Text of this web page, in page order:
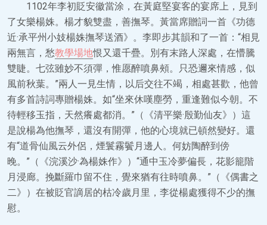
1102年李初貶安徽當涂，在黃庭堅宴客的宴席上，見到
了女樂楊姝。楊才貌雙盡，善撫琴。黃當席贈詞一首《功德
近·承平州小妓楊姝撫琴送酒》。李即步其韻和了一首：“相見
兩無言，愁教學場地恨又還千疊。別有末路人深處，在懵騰
雙睫。七弦雖妙不須彈，惟愿醉噴鼻頰。只恐邇來情感，似
風前秋葉。”兩人一見生情，以后交往不竭，相處甚歡，他曾
有多首詩詞專贈楊姝。如“坐來休嘆塵勞，重逢難似今朝。不
待輕移玉指，天然癢處都消。”（《清平樂·殷勤仙友》）這
是說楊為他撫琴，還沒有開彈，他的心境就已頓然變好。還
有“道骨仙風云外侶，煙鬟霧鬢月邊人。何妨陶醉到傍
晚。”（《浣溪沙·為楊姝作》）“通中玉冷夢偏長，花影籠階
月浸廊。挽斷羅巾留不住，覺來猶有往時噴鼻。”（《偶書之
二》）在被貶官謫居的枯冷歲月里，李從楊處獲得不少的撫
慰。